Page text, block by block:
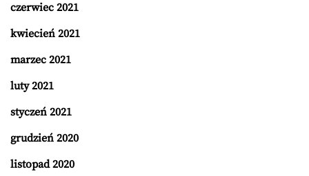
czerwiec 2021
kwiecień 2021
marzec 2021
luty 2021
styczeń 2021
grudzień 2020
listopad 2020